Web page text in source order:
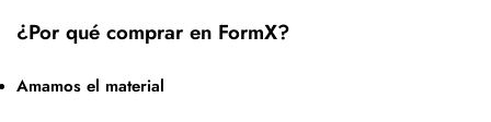
¿Por qué comprar en FormX?
Amamos el material